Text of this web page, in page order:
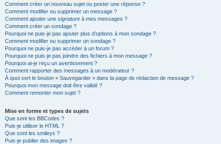
Comment créer un nouveau sujet ou poster une réponse ?
Comment modifier ou supprimer un message ?
Comment ajouter une signature à mes messages ?
Comment créer un sondage ?
Pourquoi ne puis-je pas ajouter plus d’options à mon sondage ?
Comment modifier ou supprimer un sondage ?
Pourquoi ne puis-je pas accéder à un forum ?
Pourquoi ne puis-je pas joindre des fichiers à mon message ?
Pourquoi ai-je reçu un avertissement ?
Comment rapporter des messages à un modérateur ?
À quoi sert le bouton « Sauvegarder » dans la page de rédaction de message ?
Pourquoi mon message doit être validé ?
Comment remonter mon sujet ?
Mise en forme et types de sujets
Que sont les BBCodes ?
Puis-je utiliser le HTML ?
Que sont les smileys ?
Puis-je publier des images ?